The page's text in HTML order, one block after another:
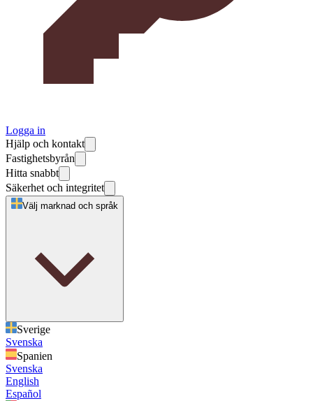
Logga in
Hjälp och kontakt
Fastighetsbyrån
Hitta snabbt
Säkerhet och integritet
Välj marknad och språk
Sverige
Svenska
Spanien
Svenska
English
Español